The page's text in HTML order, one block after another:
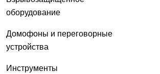
оборудование
Домофоны и переговорные
устройства
Инструменты